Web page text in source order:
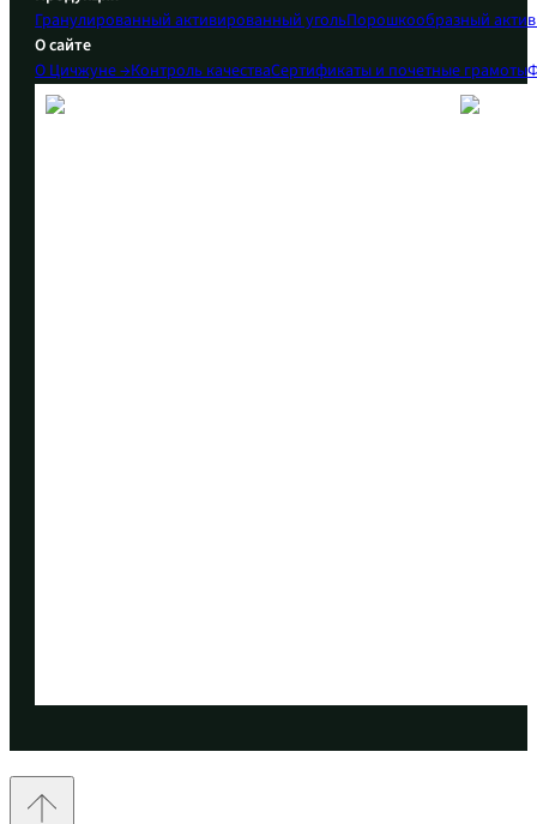
Гранулированный активированный угольПорошкообразный
О сайте
О Цичжуне →Контроль качестваСертификаты и почетные грамоты